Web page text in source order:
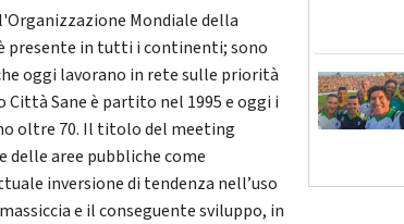
Mondiale della
presente in tutti i continenti; sono
oggi lavorano in rete sulle priorità
Sane è partito nel 1995 e oggi i
oltre 70. Il titolo del meeting
delle aree pubbliche come
inversione di tendenza nell’uso
e il conseguente sviluppo, in